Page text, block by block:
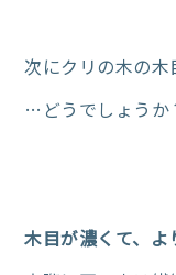
次にクリの木の木
…どうでしょうか
木目が濃くて、よ